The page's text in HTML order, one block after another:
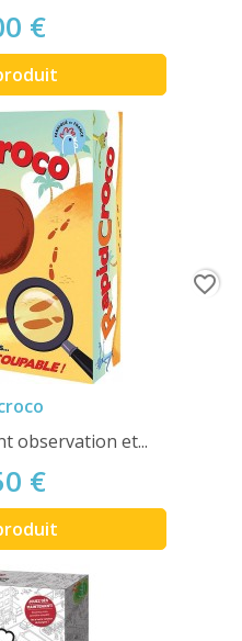
€
observation et...
€
favorite_border